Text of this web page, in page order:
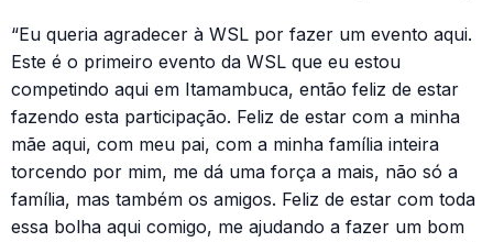
“Eu queria agradecer à WSL por fazer um evento aqui.
Este é o primeiro evento da WSL que eu estou
competindo aqui em Itamambuca, então feliz de estar
fazendo esta participação. Feliz de estar com a minha
mãe aqui, com meu pai, com a minha família inteira
torcendo por mim, me dá uma força a mais, não só a
família, mas também os amigos. Feliz de estar com toda
essa bolha aqui comigo, me ajudando a fazer um bom